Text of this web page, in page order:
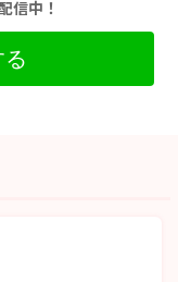
信中！